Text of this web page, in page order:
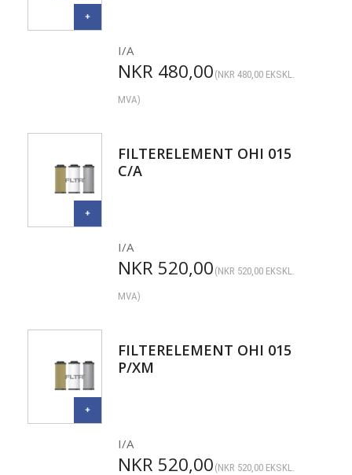
I/A
NKR 480,00 (NKR 480,00EKSKL.
MVA)
FILTERELEMENT OHI 015
C/A
I/A
NKR 520,00 (NKR 520,00EKSKL.
MVA)
FILTERELEMENT OHI 015
P/XM
I/A
NKR 520,00 (NKR 520,00EKSKL.